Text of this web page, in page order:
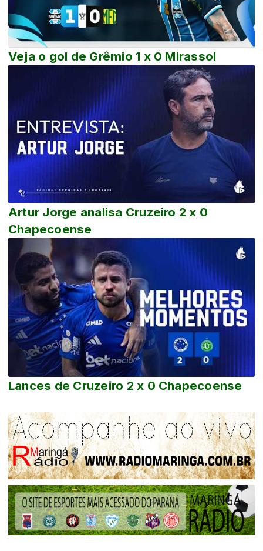
Veja o gol de Grêmio 1 x 0 Mirassol
Artur Jorge analisa Cruzeiro 2 x 0
Chapecoense
Lances de Cruzeiro 2 x 0 Chapecoense